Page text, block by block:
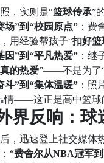
，实则是“篮球传承”
场”到“校园原点” ：费
用经验帮孩子“扣好篮
因”到“平凡热爱” ：继
的热爱”——不是为了
斗”到“集体温暖” ：照
情——这正是高中篮球
界反响：球
，迅速登上社交媒体
：“费舍尔从NBA冠军